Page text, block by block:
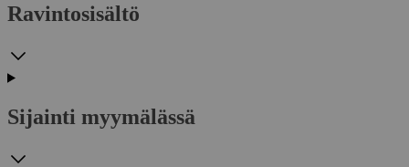
Ravintosisältö
Sijainti myymälässä